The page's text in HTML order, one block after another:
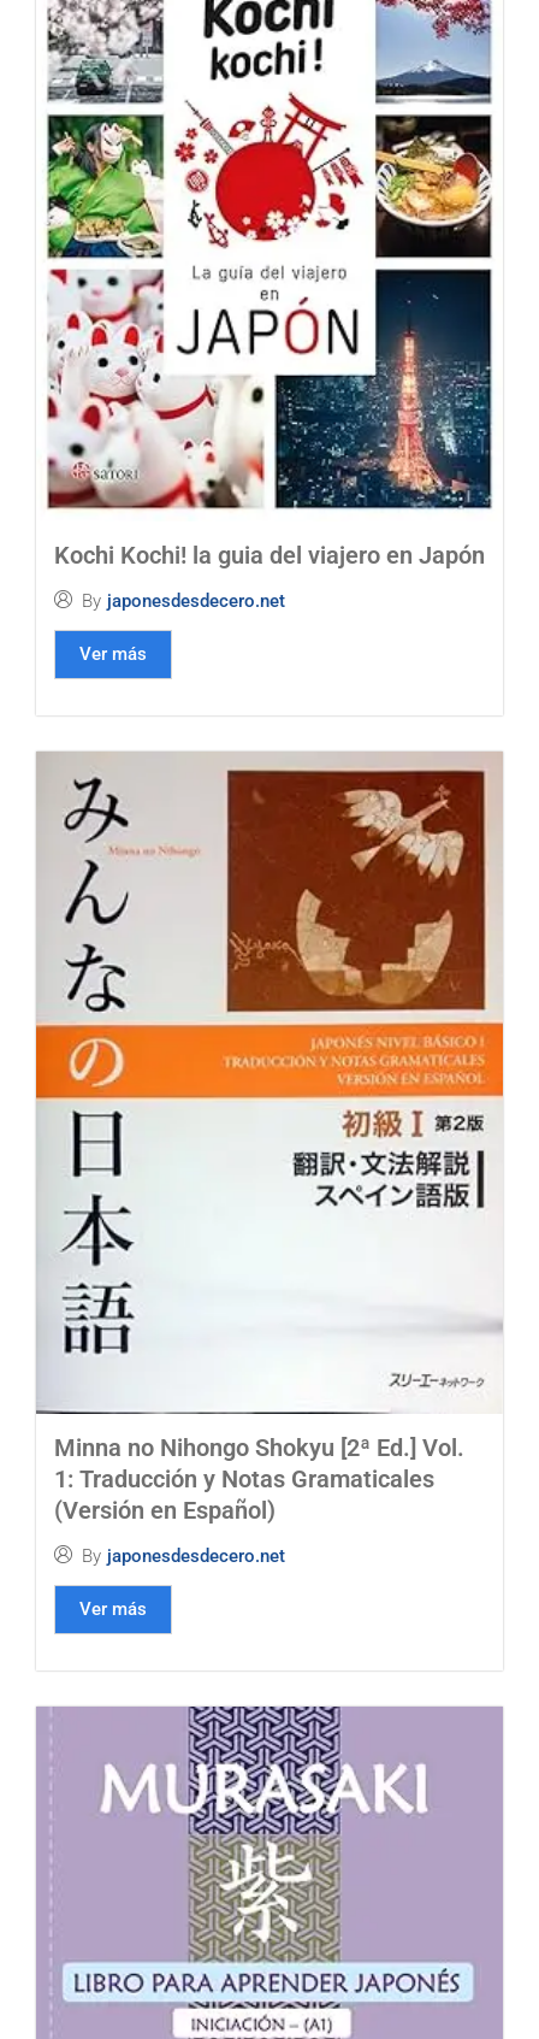
Kochi Kochi! la guia del viajero en Japón
By japonesdesdecero.net
Ver más
Minna no Nihongo Shokyu [2ª Ed.] Vol.
1: Traducción y Notas Gramaticales
(Versión en Español)
By japonesdesdecero.net
Ver más